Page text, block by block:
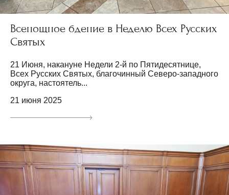
Всенощное бдение в Неделю Всех Русских
Святых
21 Июня, накануне Недели 2-й по Пятидесятнице,
Всех Русских Святых, благочинный Северо-западного
округа, настоятель...
21 июня 2025